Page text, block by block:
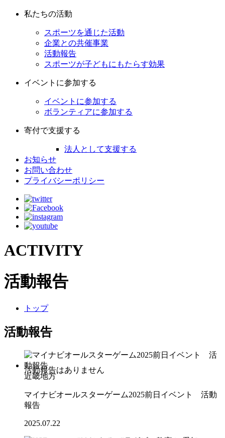
私たちの活動
スポーツを通じた活動
企業との共催事業
活動報告
スポーツが子どもにもたらす効果
イベントに参加する
イベントに参加する
ボランティアに参加する
寄付で支援する
法人として支援する
お知らせ
お問い合わせ
プライバシーポリシー
ACTIVITY
活動報告
トップ
活動報告
近畿地方
マイナビオールスターゲーム2025前日イベント 活動
報告
2025.07.22